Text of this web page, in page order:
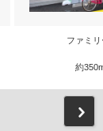
ファミ
約